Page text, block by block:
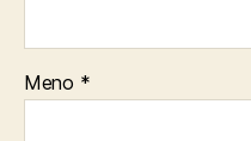
Meno *